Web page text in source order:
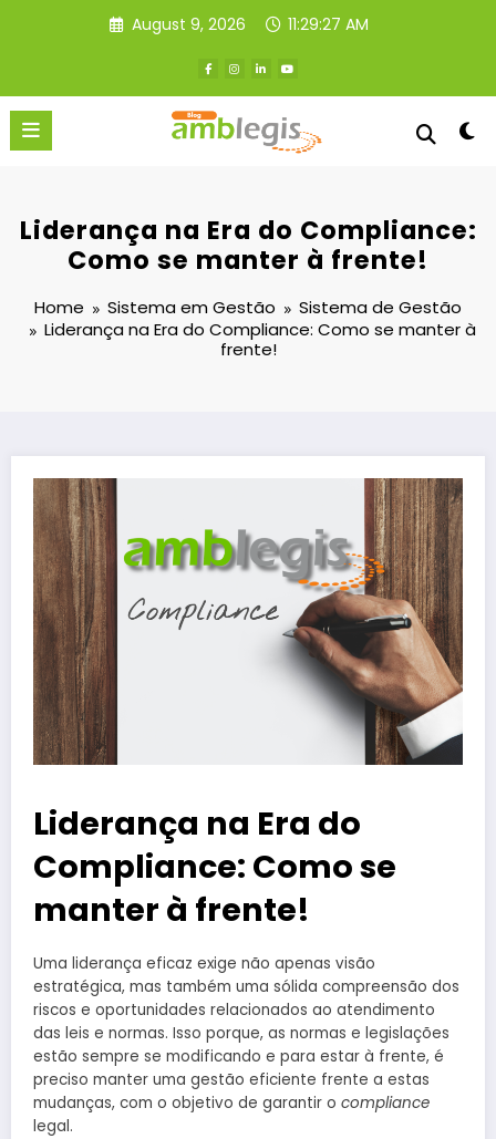
August 9, 2026 11:29:27 AM
Liderança na Era do Compliance:
Como se manter à frente!
Home Sistema em Gestão
Sistema de Gestão
Liderança na Era do Compliance: Como se manter à
frente!
Liderança na Era do
Compliance: Como se
manter à frente!
Uma liderança eficaz exige não apenas visão
estratégica, mas também uma sólida compreensão dos
riscos e oportunidades relacionados ao atendimento
das leis e normas. Isso porque, as normas e legislações
estão sempre se modificando e para estar à frente, é
preciso manter uma gestão eficiente frente a estas
mudanças, com o objetivo de garantir o compliance
legal.